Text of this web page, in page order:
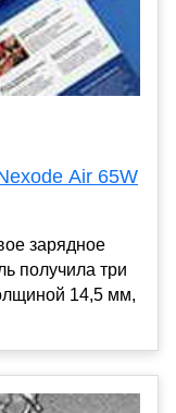
Air 65W
зарядное
получила три
14,5 мм,